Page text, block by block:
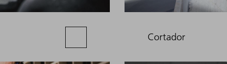
Cortador